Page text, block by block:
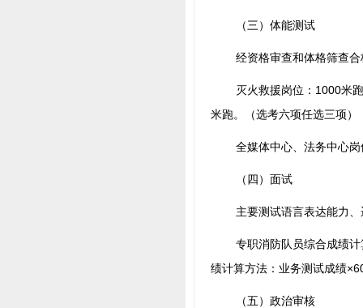
（三）体能测试
经资格审查和体格筛查
灭火救援岗位：1000米
米跑。（选考六项任选三项）
全媒体中心、法务中心
（四）面试
主要测试语言表达能力
专职消防队员综合成绩
绩计算方法：业务测试成绩
（五）政治审核